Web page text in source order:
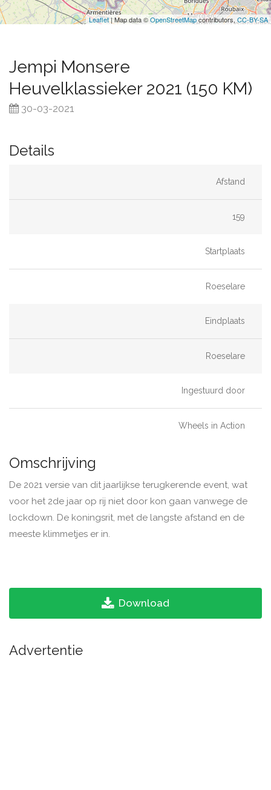
Leaflet| Map data ©OpenStreetMapcontributors, CC-BY-SA
Jempi Monsere
Heuvelklassieker 2021 (150 KM)
30-03-2021
Details
Afstand
159
Startplaats
Roeselare
Eindplaats
Roeselare
Ingestuurd door
Wheels in Action
Omschrijving
De 2021 versie van dit jaarlijkse terugkerende event, wat
voor het 2de jaar op rij niet door kon gaan vanwege de
lockdown. De koningsrit, met de langste afstand en de
meeste klimmetjes er in.
Download
Advertentie